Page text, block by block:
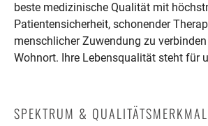
beste medizinische Qualität mit
Patientensicherheit, schonender
menschlicher Zuwendung zu
Wohnort. Ihre Lebensqualität steht für
SPEKTRUM &